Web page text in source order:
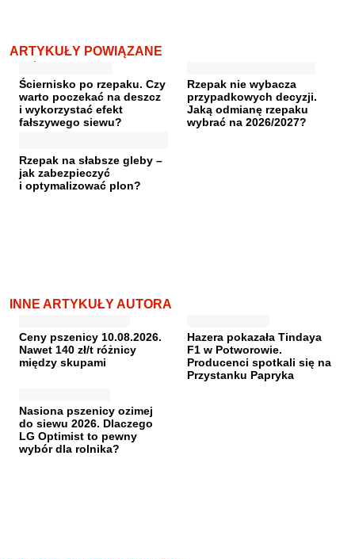
ARTYKUŁY POWIĄZANE
Ściernisko po rzepaku. Czy
warto poczekać na deszcz
i wykorzystać efekt
fałszywego siewu?
Rzepak nie wybacza
przypadkowych decyzji.
Jaką odmianę rzepaku
wybrać na 2026/2027?
Rzepak na słabsze gleby –
jak zabezpieczyć
i optymalizować plon?
INNE ARTYKUŁY AUTORA
Ceny pszenicy 10.08.2026.
Nawet 140 zł/t różnicy
między skupami
Hazera pokazała Tindaya
F1 w Potworowie.
Producenci spotkali się na
Przystanku Papryka
Nasiona pszenicy ozimej
do siewu 2026. Dlaczego
LG Optimist to pewny
wybór dla rolnika?